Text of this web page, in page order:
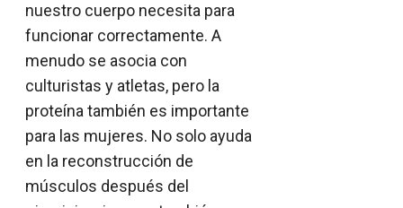
nuestro cuerpo necesita para
funcionar correctamente. A
menudo se asocia con
culturistas y atletas, pero la
proteína también es importante
para las mujeres. No solo ayuda
en la reconstrucción de
músculos después del